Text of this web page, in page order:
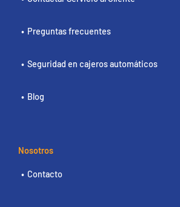
Preguntas frecuentes
Seguridad en cajeros automáticos
Blog
Nosotros
Contacto